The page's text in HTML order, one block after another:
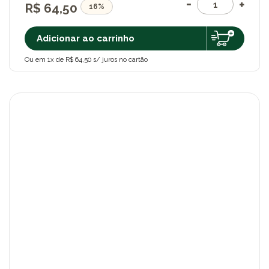
R$ 64,50 16%
Adicionar ao carrinho
Ou em 1x de R$ 64,50 s/ juros no cartão